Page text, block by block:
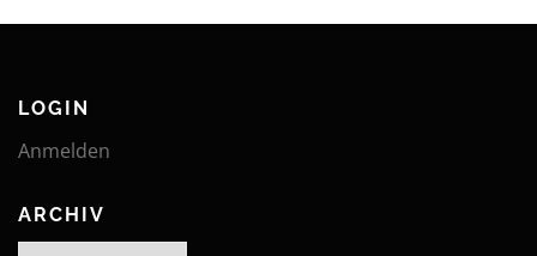
LOGIN
Anmelden
ARCHIV